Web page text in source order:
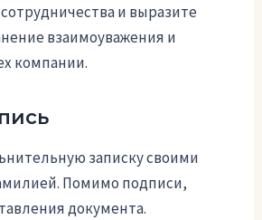
и выразите
взаимоуважения и
компании.
записку своими
Помимо подписи,
документа.